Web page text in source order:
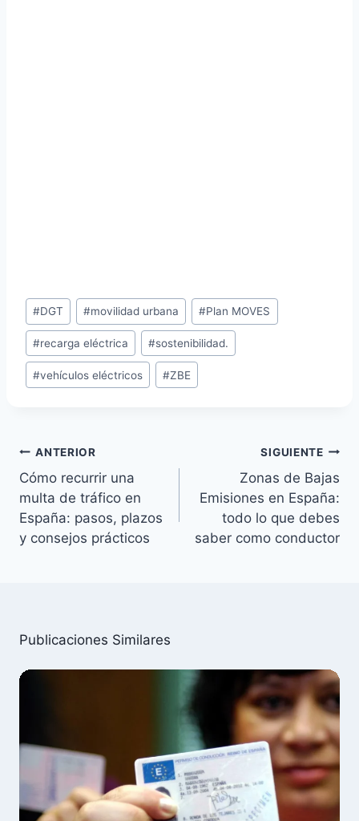
Etiquetas
de
la
entrada:
#DGT #movilidad urbana #Plan MOVES
#recarga eléctrica #sostenibilidad.
#vehículos eléctricos #ZBE
Navegación
de
entradas
ANTERIOR
Cómo recurrir una
multa de tráfico en
España: pasos, plazos
y consejos prácticos
SIGUIENTE
Zonas de Bajas
Emisiones en España:
todo lo que debes
saber como conductor
Publicaciones Similares